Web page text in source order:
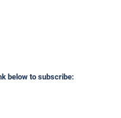
below to subscribe: